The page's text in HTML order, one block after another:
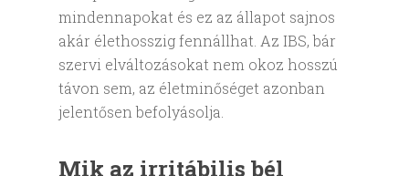
mindennapokat és ez az állapot sajnos
akár élethosszig fennállhat. Az IBS, bár
szervi elváltozásokat nem okoz hosszú
távon sem, az életminőséget azonban
jelentősen befolyásolja.
Mik az irritábilis bél